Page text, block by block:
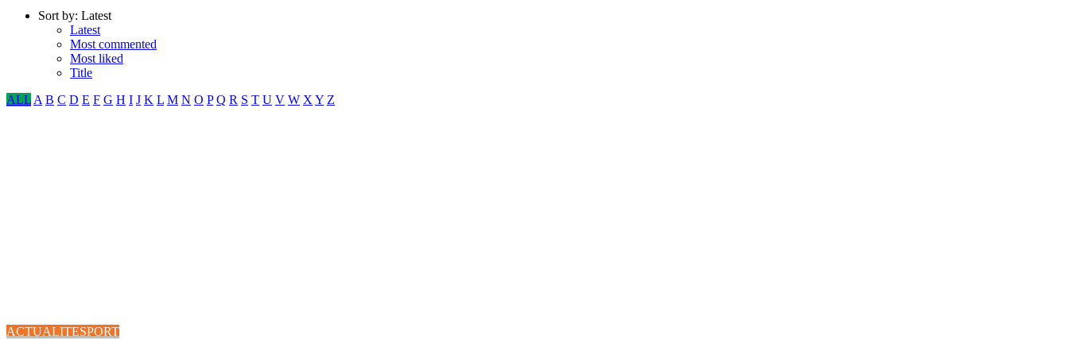
Sort by: Latest
Latest
Most commented
Most liked
Title
ALL A B C D E F G H I J K L M N O P Q R S T U V W X Y Z
ACTUALITESPORT